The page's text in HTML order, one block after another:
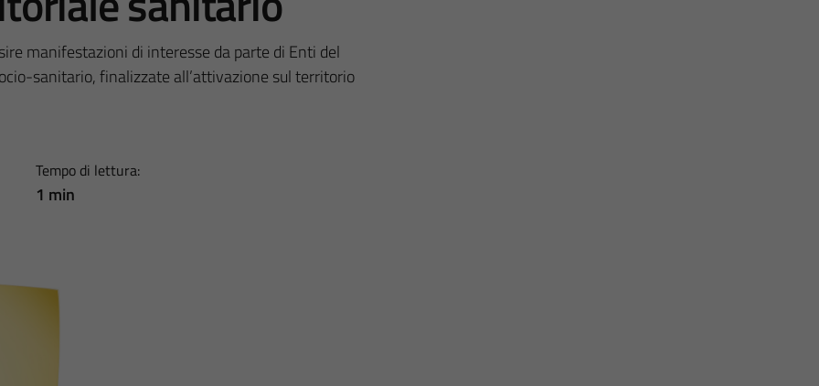
manifestazioni di interesse da parte di Enti del
sanitario, finalizzate all’attivazione sul territorio
Tempo di lettura:
1 min